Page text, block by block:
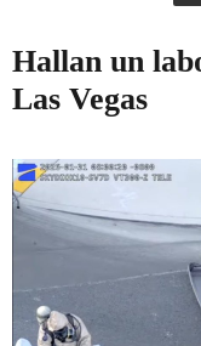
Hallan un
Las Vegas